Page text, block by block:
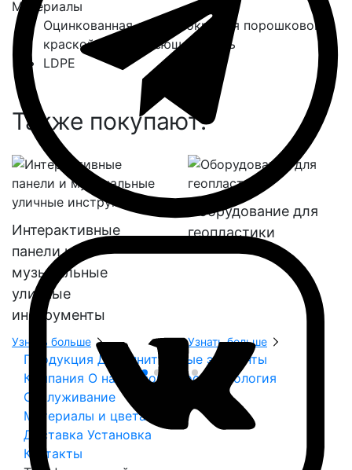
Материалы
Оцинкованная сталь, покрытая порошковой
краской / нержавеющая сталь
LDPE
Также покупают:
Интерактивные
панели и
музыкальные
уличные
инструменты
Узнать больше
Оборудование для
геопластики
Узнать больше
Продукция Дополнительные элементы
Компания О нас Безопасность
Экология
Обслуживание
Материалы и цвета
Доставка Установка
Контакты